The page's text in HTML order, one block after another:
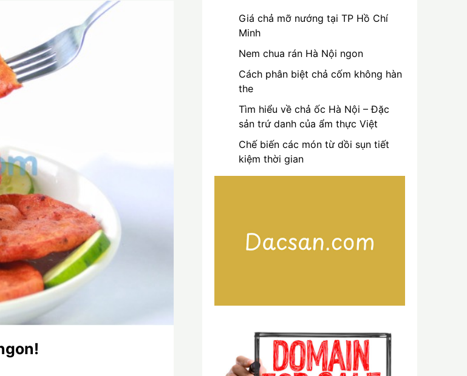
Giá chả mỡ nướng tại TP Hồ Chí
Minh
Nem chua rán Hà Nội ngon
Cách phân biệt chả cốm không hàn
the
Tìm hiểu về chả ốc Hà Nội – Đặc
sản trứ danh của ẩm thực Việt
Chế biến các món từ dồi sụn tiết
kiệm thời gian